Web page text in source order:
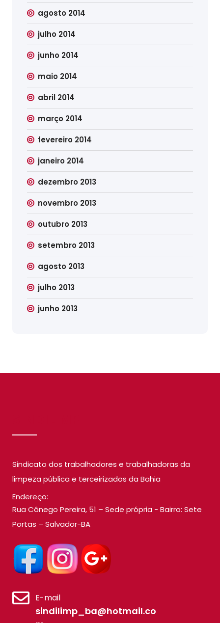
agosto 2014
julho 2014
junho 2014
maio 2014
abril 2014
março 2014
fevereiro 2014
janeiro 2014
dezembro 2013
novembro 2013
outubro 2013
setembro 2013
agosto 2013
julho 2013
junho 2013
Sindicato dos trabalhadores e trabalhadoras da
limpeza pública e terceirizados da Bahia
Endereço:
Rua Cônego Pereira, 51 – Sede própria - Bairro: Sete
Portas – Salvador-BA
E-mail
sindilimp_ba@hotmail.co